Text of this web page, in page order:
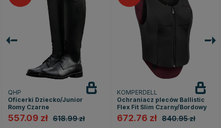
QHP
Oficerki Dziecko/Junior
Romy Czarne
557.09 zł 618.99 zł
KOMPERDELL
Ochraniacz pleców Ballistic
Flex Fit Slim Czarny/Bordowy
672.76 zł 840.95 zł